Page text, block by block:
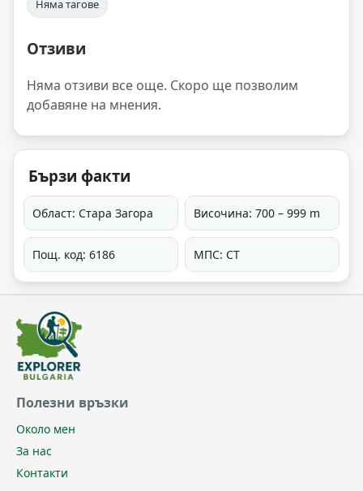
Няма тагове
Отзиви
Няма отзиви все още. Скоро ще позволим
добавяне на мнения.
Бързи факти
Област: Стара Загора Височина: 700 – 999 m
Пощ. код: 6186 МПС: СТ
Полезни връзки
Около мен
За нас
Контакти